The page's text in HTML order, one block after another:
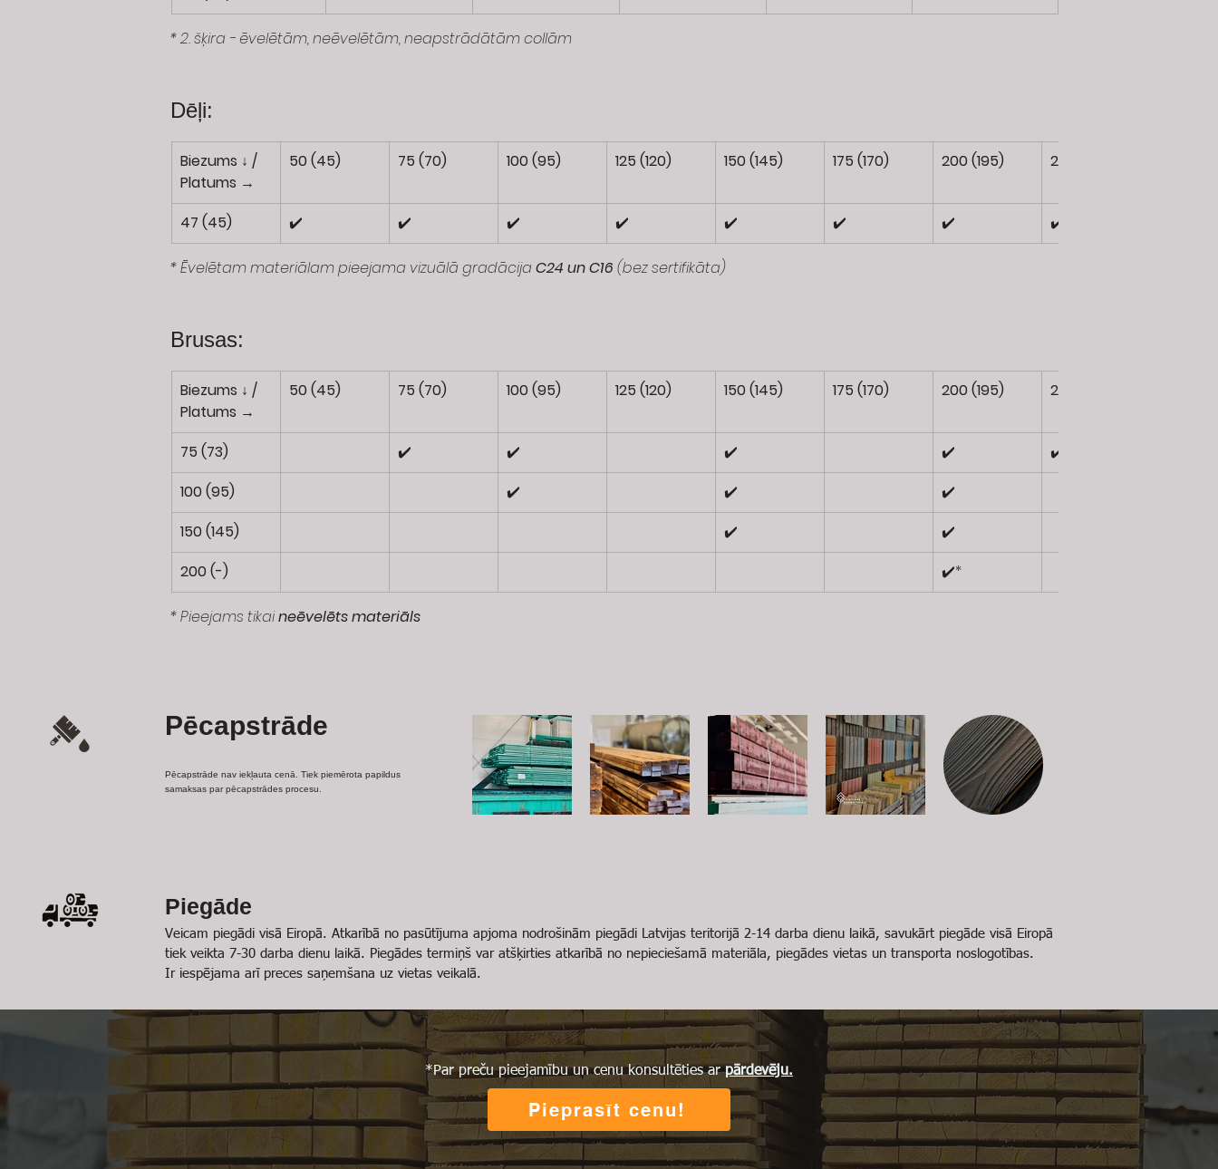
* 2. šķira - ēvelētām, neēvelētām, neapstrādātām collām
Dēļi:
Biezums ↓ /
Platums →
50 (45) 75 (70) 100 (95) 125 (120) 150 (145) 175 (170) 200 (195) 225 (220)
47 (45) ✔️ ✔️ ✔️ ✔️ ✔️ ✔️ ✔️ ✔️
* Ēvelētam materiālam pieejama vizuālā gradācija C24 un C16 (bez sertifikāta)
Brusas:
Biezums ↓ /
Platums →
50 (45) 75 (70) 100 (95) 125 (120) 150 (145) 175 (170) 200 (195) 225 (220)
75 (73) ✔️ ✔️ ✔️ ✔️ ✔️
100 (95)
✔️ ✔️ ✔️
150 (145)
✔️ ✔️
200 (-)
✔️*
* Pieejams tikai neēvelēts materiāls
Pēcapstrāde
Pēcapstrāde nav iekļauta cenā. Tiek piemērota papildus
samaksas par pēcapstrādes procesu.
Piegāde
Veicam piegādi visā Eiropā. Atkarībā no pasūtījuma apjoma nodrošinām piegādi Latvijas teritorijā 2-14 darba dienu laikā, savukārt piegāde visā Eiropā
tiek veikta 7-30 darba dienu laikā. Piegādes termiņš var atšķirties atkarībā no nepieciešamā materiāla, piegādes vietas un transporta noslogotības.
Ir iespējama arī preces saņemšana uz vietas veikalā.
*Par preču pieejamību un cenu konsultēties ar pārdevēju.
Pieprasīt cenu!